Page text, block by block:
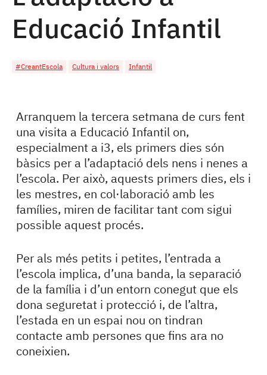
Educació Infantil
#CreantEscola Cultura i valors Infantil
Arranquem la tercera setmana de curs fent
una visita a Educació Infantil on,
especialment a i3, els primers dies són
bàsics per a l’adaptació dels nens i nenes a
l’escola. Per això, aquests primers dies, els i
les mestres, en col·laboració amb les
famílies, miren de facilitar tant com sigui
possible aquest procés.
Per als més petits i petites, l’entrada a
l’escola implica, d’una banda, la separació
de la família i d’un entorn conegut que els
dona seguretat i protecció i, de l’altra,
l’estada en un espai nou on tindran
contacte amb persones que fins ara no
coneixien.